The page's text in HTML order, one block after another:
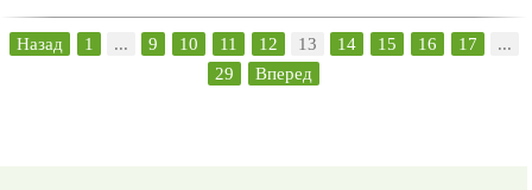
Назад 1 ... 9 10 11 12 13 14 15 16 17
...
29
Вперед